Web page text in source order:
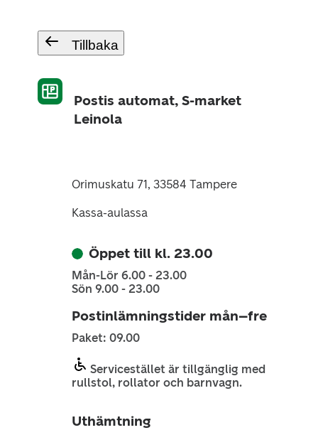
Tillbaka
Postis automat, S-market
Leinola
Orimuskatu 71, 33584 Tampere
Kassa-aulassa
Öppet till kl. 23.00
Mån-Lör 6.00 - 23.00
Sön 9.00 - 23.00
Postinlämningstider mån–fre
Paket: 09.00
Servicestället är tillgänglig med
rullstol, rollator och barnvagn.
Uthämtning